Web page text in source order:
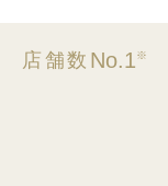
店舗数 No.1※